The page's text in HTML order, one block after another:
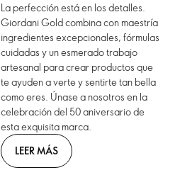
La perfección está en los detalles.
Giordani Gold combina con maestría
ingredientes excepcionales, fórmulas
cuidadas y un esmerado trabajo
artesanal para crear productos que
te ayuden a verte y sentirte tan bella
como eres. Únase a nosotros en la
celebración del 50 aniversario de
esta exquisita marca.
LEER MÁS